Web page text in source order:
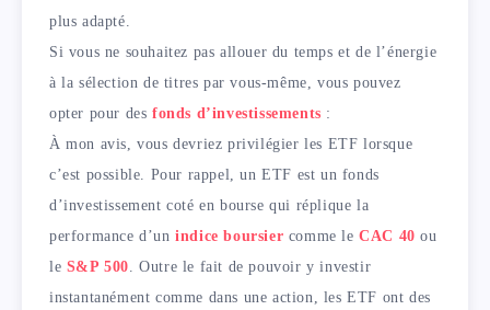
plus adapté.
Si vous ne souhaitez pas allouer du temps et de l’énergie
à la sélection de titres par vous-même, vous pouvez
opter pour des fonds d’investissements :
À mon avis, vous devriez privilégier les ETF lorsque
c’est possible. Pour rappel, un ETF est un fonds
d’investissement coté en bourse qui réplique la
performance d’unindice boursier comme leCAC 40 ou
le S&P 500. Outre le fait de pouvoir y investir
instantanément comme dans une action, les ETF ont des